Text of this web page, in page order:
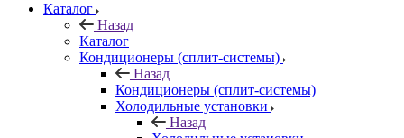
Каталог
Назад
Каталог
Кондиционеры (сплит-системы)
Назад
Кондиционеры (сплит-системы)
Холодильные установки
Назад